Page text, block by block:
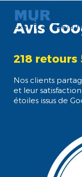
Avis
Retours
Avis
218 retours
Nos clients
et leur satisfaction
étoiles issus de